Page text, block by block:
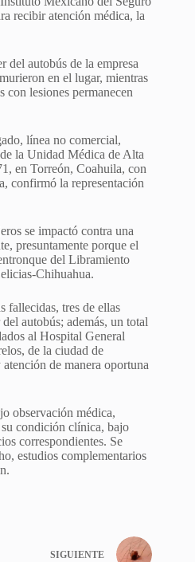
recibir atención médica, la
del autobús de la empresa
en el lugar, mientras
con lesiones permanecen
línea no comercial,
la Unidad Médica de Alta
en Torreón, Coahuila, con
confirmó la representación
se impactó contra una
presuntamente porque el
del Libramiento
Chihuahua.
fallecidas, tres de ellas
autobús; además, un total
al Hospital General
de la ciudad de
de manera oportuna
observación médica,
su condición clínica, bajo
correspondientes. Se
estudios complementarios
SIGUIENTE